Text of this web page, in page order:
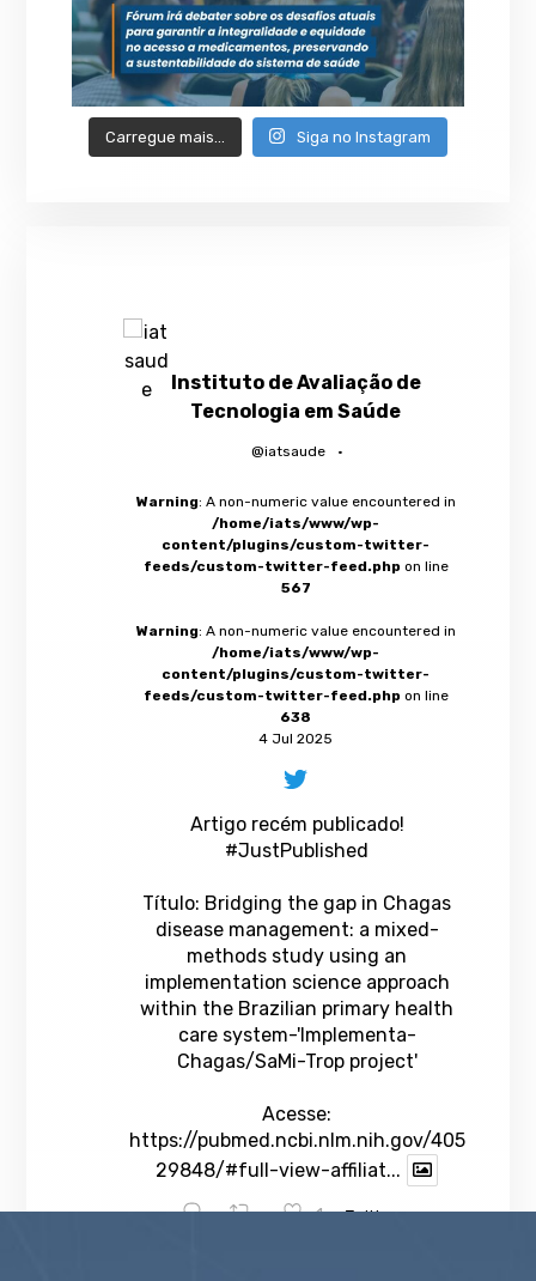
Carregue mais… Siga no Instagram
Instituto de Avaliação de
Tecnologia em Saúde
@iatsaude ·
Warning: A non-numeric value encountered in
/home/iats/www/wp-
content/plugins/custom-twitter-
feeds/custom-twitter-feed.php on line
567
Warning: A non-numeric value encountered in
/home/iats/www/wp-
content/plugins/custom-twitter-
feeds/custom-twitter-feed.php on line
638
4 Jul 2025
Artigo recém publicado!
#JustPublished
Título: Bridging the gap in Chagas
disease management: a mixed-
methods study using an
implementation science approach
within the Brazilian primary health
care system-'Implementa-
Chagas/SaMi-Trop project'
Acesse:
https://pubmed.ncbi.nlm.nih.gov/405
29848/#full-view-affiliat...
1 Twitter